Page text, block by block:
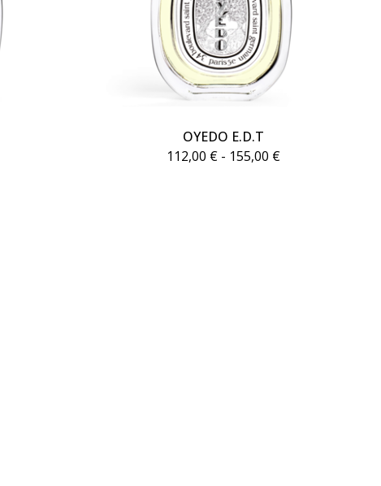
OYEDO E.D.T
112,00 € - 155,00 €